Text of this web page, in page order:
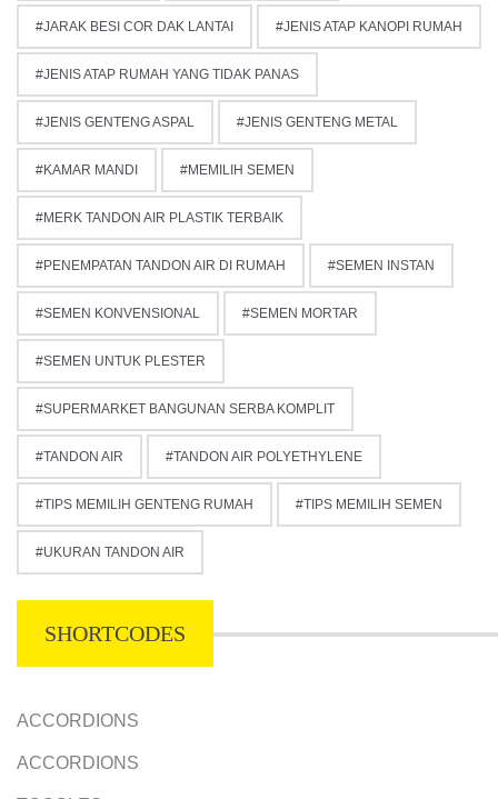
JARAK BESI COR DAK LANTAI JENIS ATAP KANOPI RUMAH
JENIS ATAP RUMAH YANG TIDAK PANAS
JENIS GENTENG ASPAL JENIS GENTENG METAL
KAMAR MANDI MEMILIH SEMEN
MERK TANDON AIR PLASTIK TERBAIK
PENEMPATAN TANDON AIR DI RUMAH SEMEN INSTAN
SEMEN KONVENSIONAL SEMEN MORTAR
SEMEN UNTUK PLESTER
SUPERMARKET BANGUNAN SERBA KOMPLIT
TANDON AIR TANDON AIR POLYETHYLENE
TIPS MEMILIH GENTENG RUMAH TIPS MEMILIH SEMEN
UKURAN TANDON AIR
SHORTCODES
ACCORDIONS
ACCORDIONS